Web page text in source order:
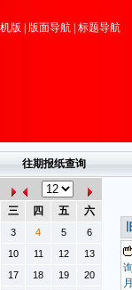
版 版面导航 标题导航
往期报纸查询
三 四 五 六
3 4 5
6
10 11 12
13
17 18 19
20